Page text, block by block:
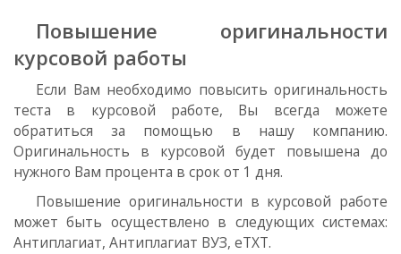
Повышение оригинальности
курсовой работы
Если Вам необходимо повысить оригинальность
теста в курсовой работе, Вы всегда можете
обратиться за помощью в нашу компанию.
Оригинальность в курсовой будет повышена до
нужного Вам процента в срок от 1 дня.
Повышение оригинальности в курсовой работе
может быть осуществлено в следующих системах:
Антиплагиат, Антиплагиат ВУЗ, eTXT.